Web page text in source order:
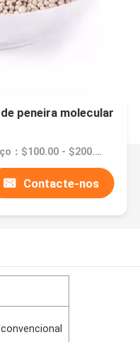
peneira molecular
Preço：$100.00 - $200.00/ kilogram
Contacte-nos